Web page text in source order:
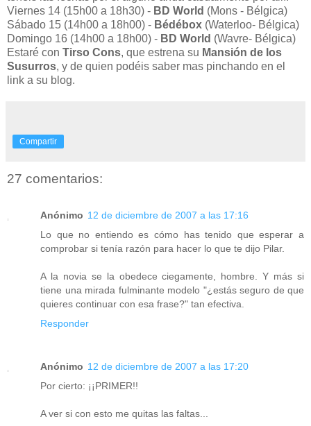
Viernes 14 (15h00 a 18h30) - BD World (Mons - Bélgica)
Sábado 15 (14h00 a 18h00) - Bédébox (Waterloo- Bélgica)
Domingo 16 (14h00 a 18h00) - BD World (Wavre- Bélgica)
Estaré con Tirso Cons, que estrena su Mansión de los
Susurros, y de quien podéis saber mas pinchando en el
link a su blog.
Compartir
27 comentarios:
Anónimo 12 de diciembre de 2007 a las 17:16
Lo que no entiendo es cómo has tenido que esperar a
comprobar si tenía razón para hacer lo que te dijo Pilar.
A la novia se la obedece ciegamente, hombre. Y más si
tiene una mirada fulminante modelo "¿estás seguro de que
quieres continuar con esa frase?" tan efectiva.
Responder
Anónimo 12 de diciembre de 2007 a las 17:20
Por cierto: ¡¡PRIMER!!
A ver si con esto me quitas las faltas...